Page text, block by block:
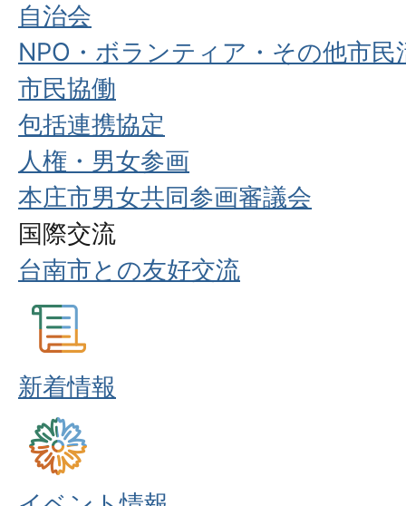
自治会
NPO・ボランティア・その他市民
市民協働
包括連携協定
人権・男女参画
本庄市男女共同参画審議会
国際交流
台南市との友好交流
新着情報